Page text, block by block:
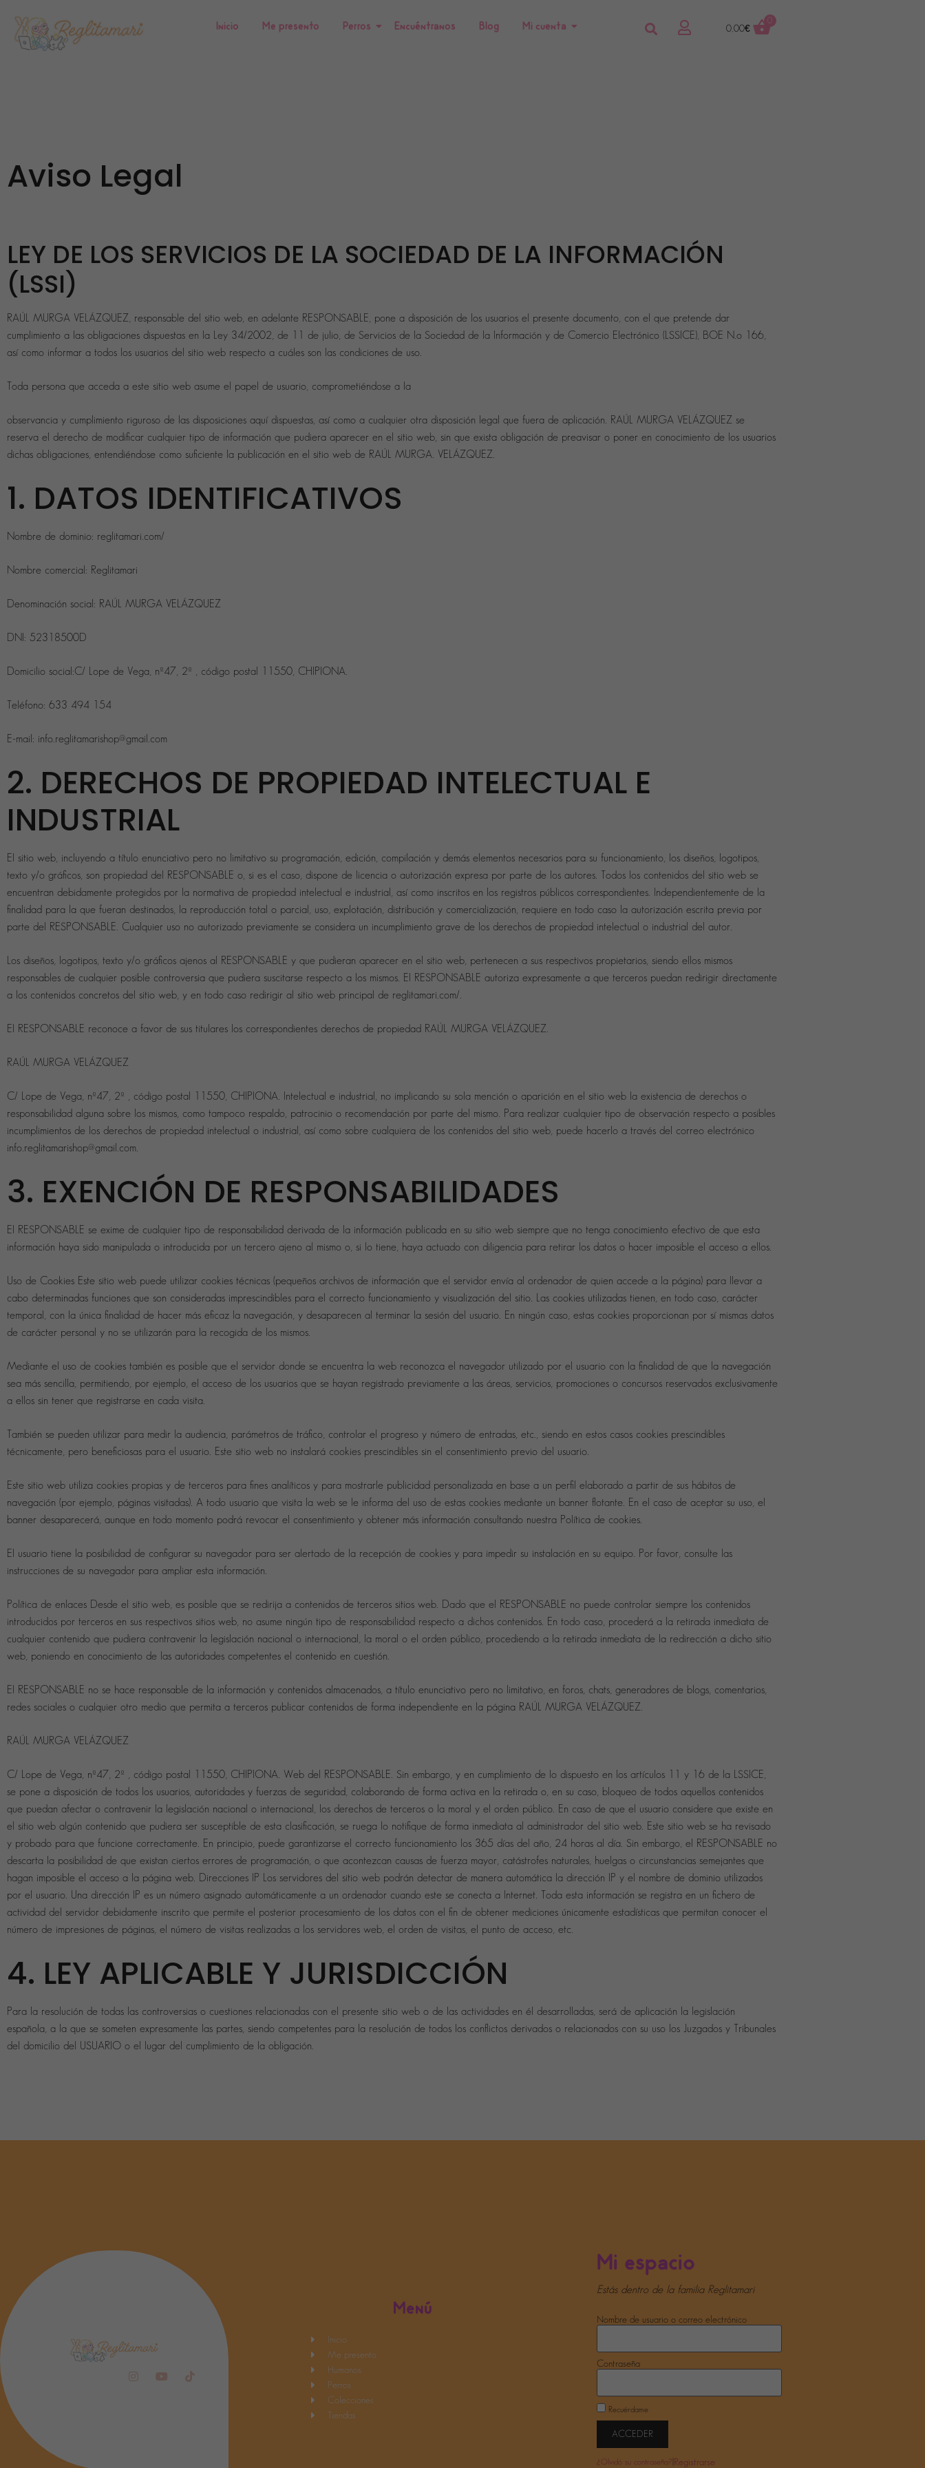
Inicio Me presento Perros Encuéntranos Blog Mi cuenta 0,00€
0
Aviso Legal
LEY DE LOS SERVICIOS DE LA SOCIEDAD DE LA INFORMACIÓN
(LSSI)
RAÚL MURGA VELÁZQUEZ, responsable del sitio web, en adelante RESPONSABLE, pone a disposición de los usuarios el presente documento, con el que pretende dar
cumplimiento a las obligaciones dispuestas en la Ley 34/2002, de 11 de julio, de Servicios de la Sociedad de la Información y de Comercio Electrónico (LSSICE), BOE N.o 166,
así como informar a todos los usuarios del sitio web respecto a cuáles son las condiciones de uso.
Toda persona que acceda a este sitio web asume el papel de usuario, comprometiéndose a la
observancia y cumplimiento riguroso de las disposiciones aquí dispuestas, así como a cualquier otra disposición legal que fuera de aplicación. RAÚL MURGA VELÁZQUEZ se
reserva el derecho de modificar cualquier tipo de información que pudiera aparecer en el sitio web, sin que exista obligación de preavisar o poner en conocimiento de los usuarios
dichas obligaciones, entendiéndose como suficiente la publicación en el sitio web de RAÚL MURGA. VELÁZQUEZ.
1. DATOS IDENTIFICATIVOS
Nombre de dominio: reglitamari.com/
Nombre comercial: Reglitamari
Denominación social: RAÚL MURGA VELÁZQUEZ
DNI: 52318500D
Domicilio social:C/ Lope de Vega, nº47, 2º , código postal 11550, CHIPIONA.
Teléfono: 633 494 154
E-mail: info.reglitamarishop@gmail.com
2. DERECHOS DE PROPIEDAD INTELECTUAL E
INDUSTRIAL
El sitio web, incluyendo a título enunciativo pero no limitativo su programación, edición, compilación y demás elementos necesarios para su funcionamiento, los diseños, logotipos,
texto y/o gráficos, son propiedad del RESPONSABLE o, si es el caso, dispone de licencia o autorización expresa por parte de los autores. Todos los contenidos del sitio web se
encuentran debidamente protegidos por la normativa de propiedad intelectual e industrial, así como inscritos en los registros públicos correspondientes. Independientemente de la
finalidad para la que fueran destinados, la reproducción total o parcial, uso, explotación, distribución y comercialización, requiere en todo caso la autorización escrita previa por
parte del RESPONSABLE. Cualquier uso no autorizado previamente se considera un incumplimiento grave de los derechos de propiedad intelectual o industrial del autor.
Los diseños, logotipos, texto y/o gráficos ajenos al RESPONSABLE y que pudieran aparecer en el sitio web, pertenecen a sus respectivos propietarios, siendo ellos mismos
responsables de cualquier posible controversia que pudiera suscitarse respecto a los mismos. El RESPONSABLE autoriza expresamente a que terceros puedan redirigir directamente
a los contenidos concretos del sitio web, y en todo caso redirigir al sitio web principal de reglitamari.com/.
El RESPONSABLE reconoce a favor de sus titulares los correspondientes derechos de propiedad RAÚL MURGA VELÁZQUEZ.
RAÚL MURGA VELÁZQUEZ
C/ Lope de Vega, nº47, 2º , código postal 11550, CHIPIONA. Intelectual e industrial, no implicando su sola mención o aparición en el sitio web la existencia de derechos o
responsabilidad alguna sobre los mismos, como tampoco respaldo, patrocinio o recomendación por parte del mismo. Para realizar cualquier tipo de observación respecto a posibles
incumplimientos de los derechos de propiedad intelectual o industrial, así como sobre cualquiera de los contenidos del sitio web, puede hacerlo a través del correo electrónico
info.reglitamarishop@gmail.com.
3. EXENCIÓN DE RESPONSABILIDADES
El RESPONSABLE se exime de cualquier tipo de responsabilidad derivada de la información publicada en su sitio web siempre que no tenga conocimiento efectivo de que esta
información haya sido manipulada o introducida por un tercero ajeno al mismo o, si lo tiene, haya actuado con diligencia para retirar los datos o hacer imposible el acceso a ellos.
Uso de Cookies Este sitio web puede utilizar cookies técnicas (pequeños archivos de información que el servidor envía al ordenador de quien accede a la página) para llevar a
cabo determinadas funciones que son consideradas imprescindibles para el correcto funcionamiento y visualización del sitio. Las cookies utilizadas tienen, en todo caso, carácter
temporal, con la única finalidad de hacer más eficaz la navegación, y desaparecen al terminar la sesión del usuario. En ningún caso, estas cookies proporcionan por sí mismas datos
de carácter personal y no se utilizarán para la recogida de los mismos.
Mediante el uso de cookies también es posible que el servidor donde se encuentra la web reconozca el navegador utilizado por el usuario con la finalidad de que la navegación
sea más sencilla, permitiendo, por ejemplo, el acceso de los usuarios que se hayan registrado previamente a las áreas, servicios, promociones o concursos reservados exclusivamente
a ellos sin tener que registrarse en cada visita.
También se pueden utilizar para medir la audiencia, parámetros de tráfico, controlar el progreso y número de entradas, etc., siendo en estos casos cookies prescindibles
técnicamente, pero beneficiosas para el usuario. Este sitio web no instalará cookies prescindibles sin el consentimiento previo del usuario.
Este sitio web utiliza cookies propias y de terceros para fines analíticos y para mostrarle publicidad personalizada en base a un perfil elaborado a partir de sus hábitos de
navegación (por ejemplo, páginas visitadas). A todo usuario que visita la web se le informa del uso de estas cookies mediante un banner flotante. En el caso de aceptar su uso, el
banner desaparecerá, aunque en todo momento podrá revocar el consentimiento y obtener más información consultando nuestra Política de cookies.
El usuario tiene la posibilidad de configurar su navegador para ser alertado de la recepción de cookies y para impedir su instalación en su equipo. Por favor, consulte las
instrucciones de su navegador para ampliar esta información.
Política de enlaces Desde el sitio web, es posible que se redirija a contenidos de terceros sitios web. Dado que el RESPONSABLE no puede controlar siempre los contenidos
introducidos por terceros en sus respectivos sitios web, no asume ningún tipo de responsabilidad respecto a dichos contenidos. En todo caso, procederá a la retirada inmediata de
cualquier contenido que pudiera contravenir la legislación nacional o internacional, la moral o el orden público, procediendo a la retirada inmediata de la redirección a dicho sitio
web, poniendo en conocimiento de las autoridades competentes el contenido en cuestión.
El RESPONSABLE no se hace responsable de la información y contenidos almacenados, a título enunciativo pero no limitativo, en foros, chats, generadores de blogs, comentarios,
redes sociales o cualquier otro medio que permita a terceros publicar contenidos de forma independiente en la página RAÚL MURGA VELÁZQUEZ.
RAÚL MURGA VELÁZQUEZ
C/ Lope de Vega, nº47, 2º , código postal 11550, CHIPIONA. Web del RESPONSABLE. Sin embargo, y en cumplimiento de lo dispuesto en los artículos 11 y 16 de la LSSICE,
se pone a disposición de todos los usuarios, autoridades y fuerzas de seguridad, colaborando de forma activa en la retirada o, en su caso, bloqueo de todos aquellos contenidos
que puedan afectar o contravenir la legislación nacional o internacional, los derechos de terceros o la moral y el orden público. En caso de que el usuario considere que existe en
el sitio web algún contenido que pudiera ser susceptible de esta clasificación, se ruega lo notifique de forma inmediata al administrador del sitio web. Este sitio web se ha revisado
y probado para que funcione correctamente. En principio, puede garantizarse el correcto funcionamiento los 365 días del año, 24 horas al día. Sin embargo, el RESPONSABLE no
descarta la posibilidad de que existan ciertos errores de programación, o que acontezcan causas de fuerza mayor, catástrofes naturales, huelgas o circunstancias semejantes que
hagan imposible el acceso a la página web. Direcciones IP Los servidores del sitio web podrán detectar de manera automática la dirección IP y el nombre de dominio utilizados
por el usuario. Una dirección IP es un número asignado automáticamente a un ordenador cuando este se conecta a Internet. Toda esta información se registra en un fichero de
actividad del servidor debidamente inscrito que permite el posterior procesamiento de los datos con el fin de obtener mediciones únicamente estadísticas que permitan conocer el
número de impresiones de páginas, el número de visitas realizadas a los servidores web, el orden de visitas, el punto de acceso, etc.
4. LEY APLICABLE Y JURISDICCIÓN
Para la resolución de todas las controversias o cuestiones relacionadas con el presente sitio web o de las actividades en él desarrolladas, será de aplicación la legislación
española, a la que se someten expresamente las partes, siendo competentes para la resolución de todos los conflictos derivados o relacionados con su uso los Juzgados y Tribunales
del domicilio del USUARIO o el lugar del cumplimiento de la obligación.
Menú
Inicio
Me presento
Humanos
Perros
Colecciones
Tiendas
Mi espacio
Estás dentro de la familia Reglitamari
Nombre de usuario o correo electrónico
Contraseña
Recuérdame
ACCEDER
¿Olvidó su contraseña? Registrarse
cookies no
son
opcionales.
Son
necesarias
para que
funcione la
web.
Estadísticas
Para que
podamos
mejorar la
funcionalidad
de la web,
Para que
nuestra web
funcione lo
mejor posible